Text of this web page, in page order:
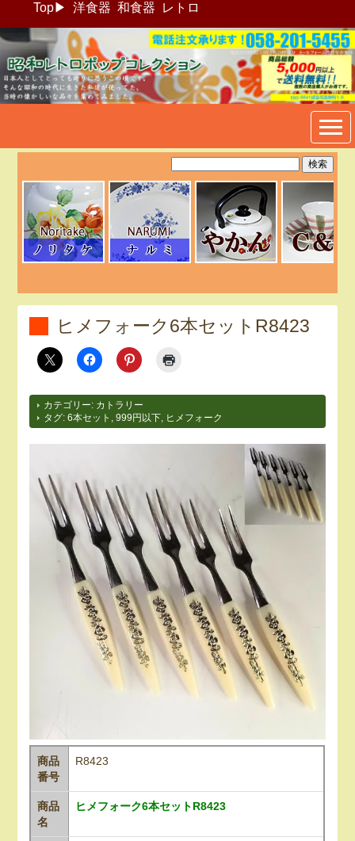
Top▶ 洋食器 和食器 レトロ
昭和レトロポップ食器生活雑
貨通販＠フリマート
ヒメフォーク6本セットR8423
カテゴリー: カトラリー
タグ:6本セット ,999円以下 ヒメフォーク
商品
番号
R8423
商品
名
ヒメフォーク6本セットR8423